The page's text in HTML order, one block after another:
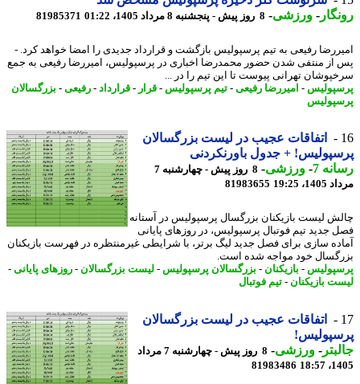
-ورزشی-8 روز پیش - پنجشنبه 8 مرداد 1405، 01:22 81985371
رفیعی به تیم پرسپولیس بازگشت و قرارداد جدیدی را امضا خواهد کرد. -
منتفی شدن حضور محمدرضا اخباری در پرسپولیس، امیررضا رفیعی به جمع
تهرانی پیوست تا این تیم را در ...
-امیررضا رفیعی-تیم پرسپولیس-قرار - قرارداد -رفیعی-بزرگسالان
اتفاقات عجیب در لیست بزرگسالان
+ جدول باورنکردنی
7
-ورزشی-
8 روز پیش - چهارشنبه 7
19:25
81983655
لیست بازیکنان بزرگسال پرسپولیس در آستانه
جدید تیم فوتبال پرسپولیس، در روزهای پایانی
سازی برای فصل جدید لیگ برتر، با شرایطی غیرمنتظره در فهرست بازیکنان
خود مواجه شده است.
-بازیکنان-بزرگسالان پرسپولیس-لیست بزرگسالان-روزهای پایانی-
بازیکنان-تیم فوتبال
اتفاقات عجیب در لیست بزرگسالان
-ورزشی-
8 روز پیش - چهارشنبه 7 مرداد
81983486